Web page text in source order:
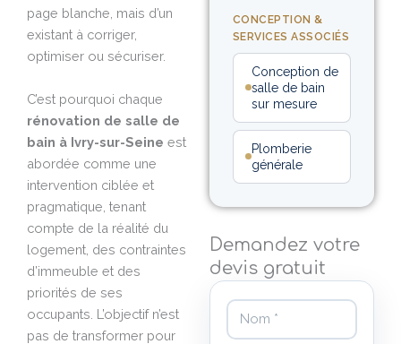
page blanche, mais d’un
existant à corriger,
optimiser ou sécuriser.
C’est pourquoi chaque
rénovation de salle de
bain à Ivry-sur-Seine est
abordée comme une
intervention ciblée et
pragmatique, tenant
compte de la réalité du
logement, des contraintes
d’immeuble et des
priorités de ses
occupants. L’objectif n’est
pas de transformer pour
CONCEPTION &
SERVICES ASSOCIÉS
Conception de
salle de bain
sur mesure
Plomberie
générale
Demandez votre
devis gratuit
Nom